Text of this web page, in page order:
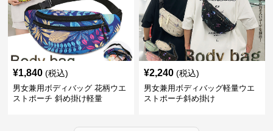
¥1,840 (税込)
男女兼用ボディバッグ 花柄ウエ
ストポーチ 斜め掛け軽量
¥2,240 (税込)
男女兼用ボディバッグ軽量ウエ
ストポーチ斜め掛け